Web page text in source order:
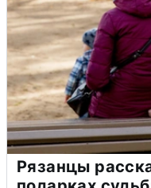
Рязанцы